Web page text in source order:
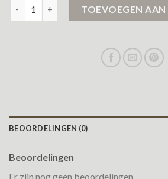
TOEVOEGEN
BEOORDELINGEN (0)
Beoordelingen
Er zijn nog geen beoordelingen.